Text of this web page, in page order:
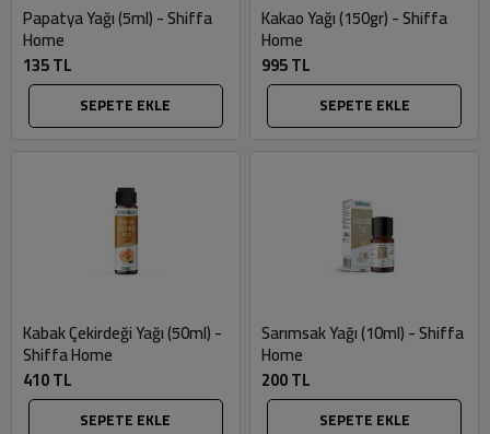
Papatya Yağı (5ml) - Shiffa
Home
135 TL
SEPETE EKLE
Kakao Yağı (150gr) - Shiffa
Home
995 TL
SEPETE EKLE
Kabak Çekirdeği Yağı (50ml) -
Shiffa Home
410 TL
SEPETE EKLE
Sarımsak Yağı (10ml) - Shiffa
Home
200 TL
SEPETE EKLE